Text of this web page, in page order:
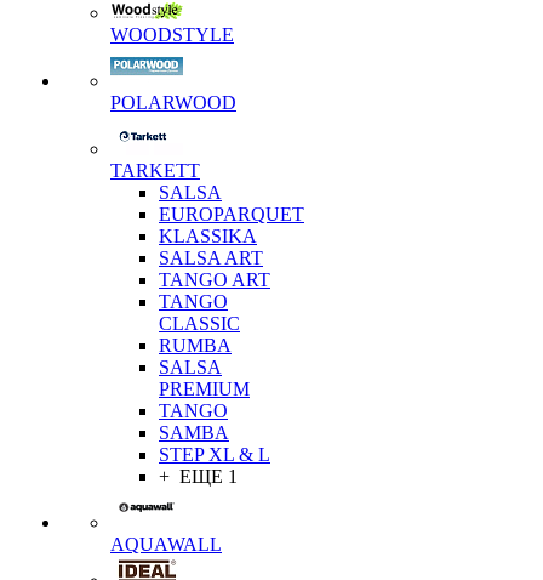
WOODSTYLE
POLARWOOD
TARKETT
SALSA
EUROPARQUET
KLASSIKA
SALSA ART
TANGO ART
TANGO
CLASSIC
RUMBA
SALSA
PREMIUM
TANGO
SAMBA
STEP XL & L
+ ЕЩЕ 1
AQUAWALL